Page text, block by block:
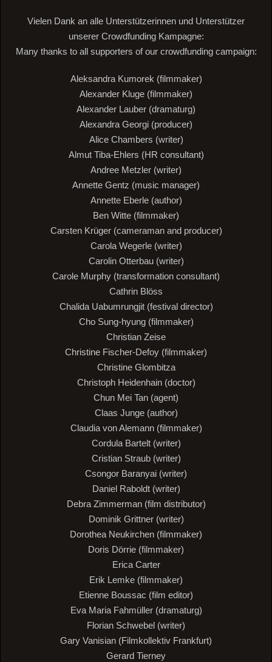
Vielen Dank an alle Unterstützerinnen und Unterstützer
unserer Crowdfunding Kampagne:
Many thanks to all supporters of our crowdfunding campaign:
Aleksandra Kumorek (filmmaker)
Alexander Kluge (filmmaker)
Alexander Lauber (dramaturg)
Alexandra Georgi (producer)
Alice Chambers (writer)
Almut Tiba-Ehlers (HR consultant)
Andree Metzler (writer)
Annette Gentz (music manager)
Annette Eberle (author)
Ben Witte (filmmaker)
Carsten Krüger (cameraman and producer)
Carola Wegerle (writer)
Carolin Otterbau (writer)
Carole Murphy (transformation consultant)
Cathrin Blöss
Chalida Uabumrungjit (festival director)
Cho Sung-hyung (filmmaker)
Christian Zeise
Christine Fischer-Defoy (filmmaker)
Christine Glombitza
Christoph Heidenhain (doctor)
Chun Mei Tan (agent)
Claas Junge (author)
Claudia von Alemann (filmmaker)
Cordula Bartelt (writer)
Cristian Straub (writer)
Csongor Baranyai (writer)
Daniel Raboldt (writer)
Debra Zimmerman (film distributor)
Dominik Grittner (writer)
Dorothea Neukirchen (filmmaker)
Doris Dörrie (filmmaker)
Erica Carter
Erik Lemke (filmmaker)
Etienne Boussac (film editor)
Eva Maria Fahmüller (dramaturg)
Florian Schwebel (writer)
Gary Vanisian (Filmkollektiv Frankfurt)
Gerard Tierney